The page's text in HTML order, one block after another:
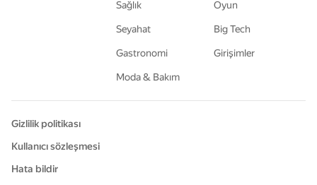
Sağlık
Seyahat
Gastronomi
Moda & Bakım
Oyun
Big Tech
Girişimler
Gizlilik politikası
Kullanıcı sözleşmesi
Hata bildir